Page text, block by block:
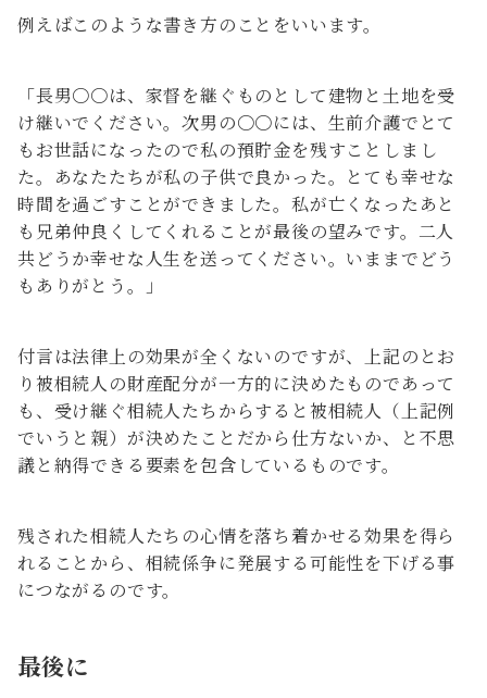
例えばこのような書き方のことをいいます。
「長男〇〇は、家督を継ぐものとして建物と土地を受
け継いでください。次男の〇〇には、生前介護でとて
もお世話になったので私の預貯金を残すことしまし
た。あなたたちが私の子供で良かった。とても幸せな
時間を過ごすことができました。私が亡くなったあと
も兄弟仲良くしてくれることが最後の望みです。二人
共どうか幸せな人生を送ってください。いままでどう
もありがとう。」
付言は法律上の効果が全くないのですが、上記のとお
り被相続人の財産配分が一方的に決めたものであって
も、受け継ぐ相続人たちからすると被相続人（上記例
でいうと親）が決めたことだから仕方ないか、と不思
議と納得できる要素を包含しているものです。
残された相続人たちの心情を落ち着かせる効果を得ら
れることから、相続係争に発展する可能性を下げる事
につながるのです。
最後に